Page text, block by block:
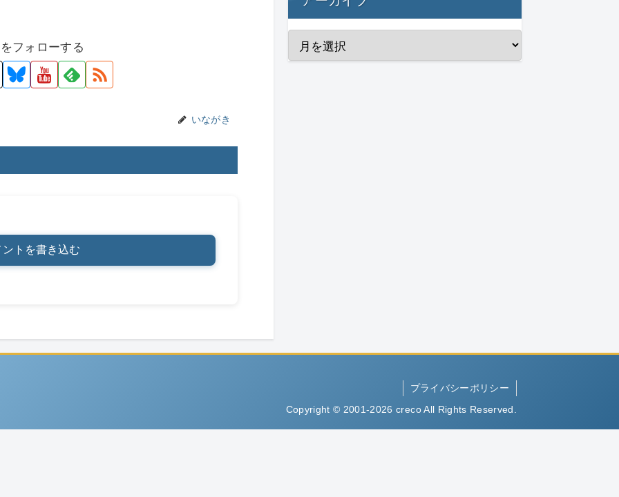
e
st
y
Li
フォローする
いながき
ントを書き込む
プライバシーポリシー
Copyright © 2001-2026 creco All Rights Reserved.